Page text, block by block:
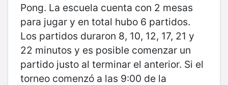
Pong. La escuela cuenta con 2 mesas
para jugar y en total hubo 6 partidos.
Los partidos duraron 8, 10, 12, 17, 21 y
22 minutos y es posible comenzar un
partido justo al terminar el anterior. Si el
torneo comenzó a las 9:00 de la